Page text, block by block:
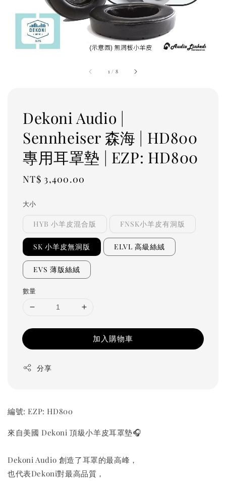
1 / 8
Dekoni Audio |
Sennheiser 森海 | HD800
專用耳罩墊 | EZP: HD800
Regular
NT$ 3,400.00
大小
HYB 小羊皮混合版 FNSK小羊皮有洞版
SK 小羊皮無洞版 ELVL 高級絲絨
EVS 薄版絲絨
數量
加入購物車
分享
編號: EZP: HD800
來自美國 Dekoni 頂級小羊皮耳罩墊🎧
Dekoni Audio 創造了耳罩的最高峰，
也代表Dekoni對最高品質，